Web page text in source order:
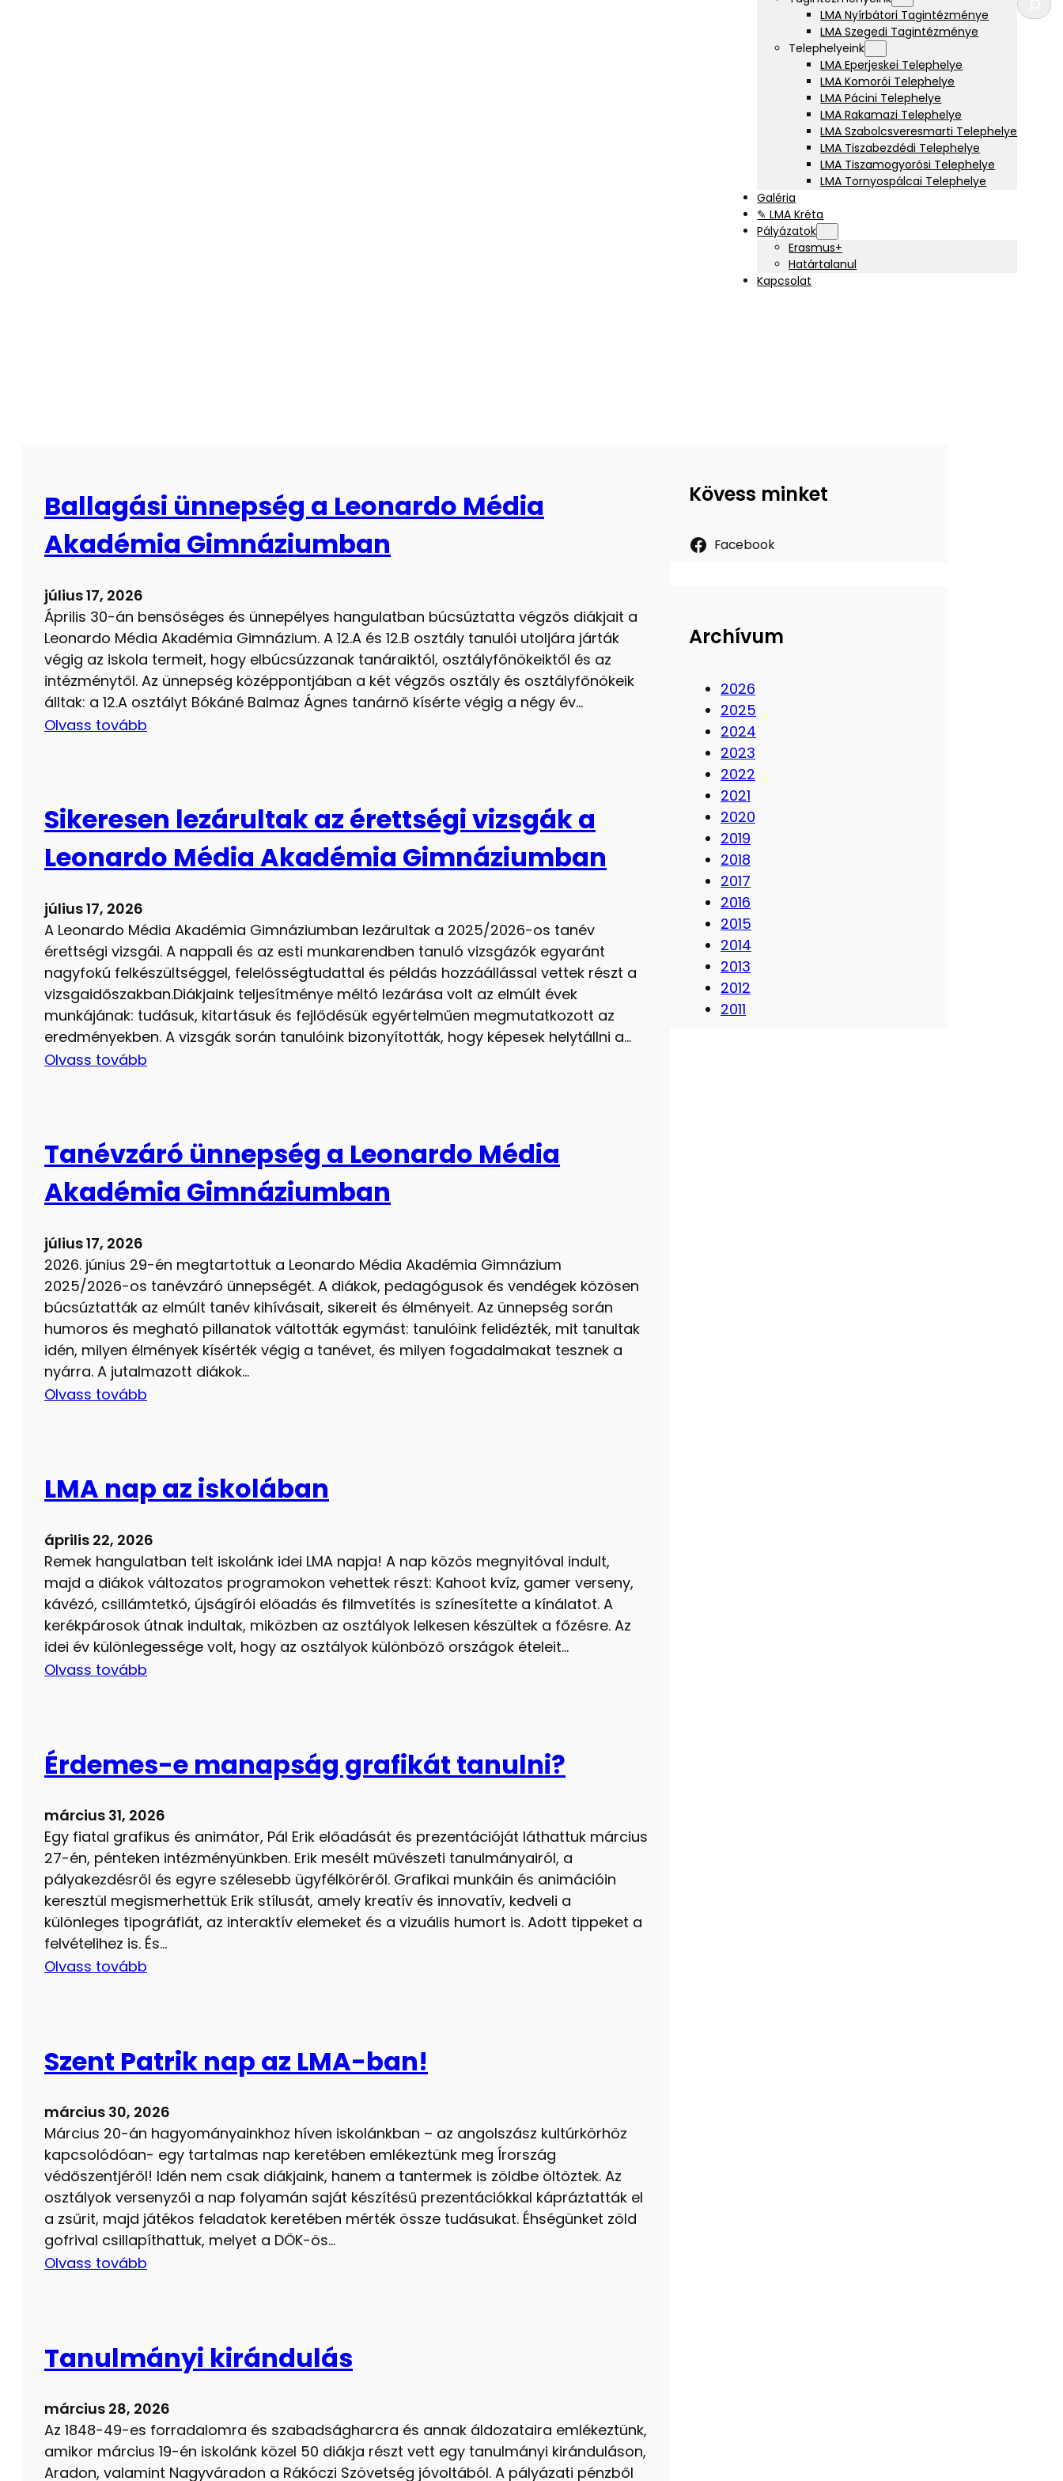
LMA Nyírbátori Tagintézménye
LMA Szegedi Tagintézménye
Telephelyeink
LMA Eperjeskei Telephelye
LMA Komorói Telephelye
LMA Pácini Telephelye
LMA Rakamazi Telephelye
LMA Szabolcsveresmarti Telephelye
LMA Tiszabezdédi Telephelye
LMA Tiszamogyorósi Telephelye
LMA Tornyospálcai Telephelye
Galéria
✎ LMA Kréta
Pályázatok
Erasmus+
Határtalanul
Kapcsolat
e
Ballagási ünnepség a Leonardo Média
Akadémia Gimnáziumban
július 17, 2026
Április 30-án bensőséges és ünnepélyes hangulatban búcsúztatta végzős diákjait a
Leonardo Média Akadémia Gimnázium. A 12.A és 12.B osztály tanulói utoljára járták
végig az iskola termeit, hogy elbúcsúzzanak tanáraiktól, osztályfőnökeiktől és az
intézménytől. Az ünnepség középpontjában a két végzős osztály és osztályfőnökeik
álltak: a 12.A osztályt Bókáné Balmaz Ágnes tanárnő kísérte végig a négy év…
Olvass tovább
Sikeresen lezárultak az érettségi vizsgák a
Leonardo Média Akadémia Gimnáziumban
július 17, 2026
A Leonardo Média Akadémia Gimnáziumban lezárultak a 2025/2026-os tanév
érettségi vizsgái. A nappali és az esti munkarendben tanuló vizsgázók egyaránt
nagyfokú felkészültséggel, felelősségtudattal és példás hozzáállással vettek részt a
vizsgaidőszakban.Diákjaink teljesítménye méltó lezárása volt az elmúlt évek
munkájának: tudásuk, kitartásuk és fejlődésük egyértelműen megmutatkozott az
eredményekben. A vizsgák során tanulóink bizonyították, hogy képesek helytállni a…
Olvass tovább
Tanévzáró ünnepség a Leonardo Média
Akadémia Gimnáziumban
július 17, 2026
2026. június 29-én megtartottuk a Leonardo Média Akadémia Gimnázium
2025/2026-os tanévzáró ünnepségét. A diákok, pedagógusok és vendégek közösen
búcsúztatták az elmúlt tanév kihívásait, sikereit és élményeit. Az ünnepség során
humoros és megható pillanatok váltották egymást: tanulóink felidézték, mit tanultak
idén, milyen élmények kísérték végig a tanévet, és milyen fogadalmakat tesznek a
nyárra. A jutalmazott diákok…
Olvass tovább
LMA nap az iskolában
április 22, 2026
Remek hangulatban telt iskolánk idei LMA napja! A nap közös megnyitóval indult,
majd a diákok változatos programokon vehettek részt: Kahoot kvíz, gamer verseny,
kávézó, csillámtetkó, újságírói előadás és filmvetítés is színesítette a kínálatot. A
kerékpárosok útnak indultak, miközben az osztályok lelkesen készültek a főzésre. Az
idei év különlegessége volt, hogy az osztályok különböző országok ételeit…
Olvass tovább
Érdemes-e manapság grafikát tanulni?
március 31, 2026
Egy fiatal grafikus és animátor, Pál Erik előadását és prezentációját láthattuk március
27-én, pénteken intézményünkben. Erik mesélt művészeti tanulmányairól, a
pályakezdésről és egyre szélesebb ügyfélköréről. Grafikai munkáin és animációin
keresztül megismerhettük Erik stílusát, amely kreatív és innovatív, kedveli a
különleges tipográfiát, az interaktív elemeket és a vizuális humort is. Adott tippeket a
felvételihez is. És…
Olvass tovább
Szent Patrik nap az LMA-ban!
március 30, 2026
Március 20-án hagyományainkhoz híven iskolánkban – az angolszász kultúrkörhöz
kapcsolódóan- egy tartalmas nap keretében emlékeztünk meg Írország
védőszentjéről! Idén nem csak diákjaink, hanem a tantermek is zöldbe öltöztek. Az
osztályok versenyzői a nap folyamán saját készítésű prezentációkkal kápráztatták el
a zsűrit, majd játékos feladatok keretében mérték össze tudásukat. Éhségünket zöld
gofrival csillapíthattuk, melyet a DÖK-ös…
Olvass tovább
Tanulmányi kirándulás
március 28, 2026
Az 1848-49-es forradalomra és szabadságharcra és annak áldozataira emlékeztünk,
amikor március 19-én iskolánk közel 50 diákja részt vett egy tanulmányi kiránduláson,
Aradon, valamint Nagyváradon a Rákóczi Szövetség jóvoltából. A pályázati pénzből
Kövess minket
Facebook
Archívum
2026
2025
2024
2023
2022
2021
2020
2019
2018
2017
2016
2015
2014
2013
2012
2011